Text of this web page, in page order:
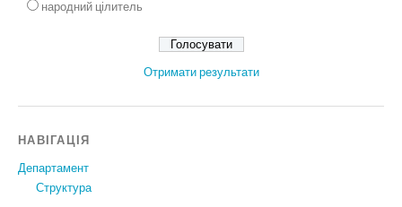
народний цілитель
Отримати результати
НАВІГАЦІЯ
Департамент
Структура